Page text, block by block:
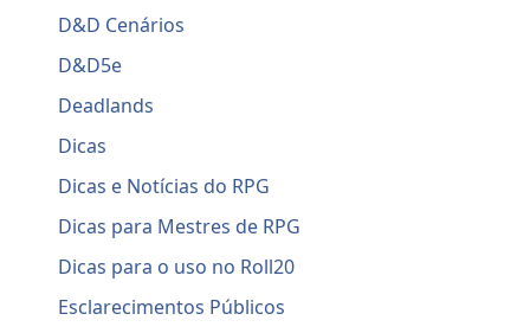
D&D Cenários
D&D5e
Deadlands
Dicas
Dicas e Notícias do RPG
Dicas para Mestres de RPG
Dicas para o uso no Roll20
Esclarecimentos Públicos